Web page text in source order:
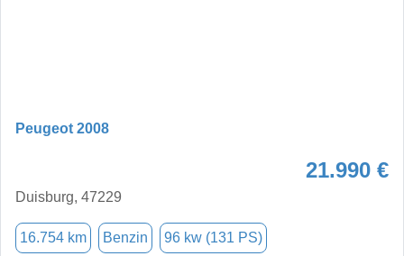
Peugeot 2008
21.990 €
Duisburg, 47229
16.754 km Benzin 96 kw (131 PS)